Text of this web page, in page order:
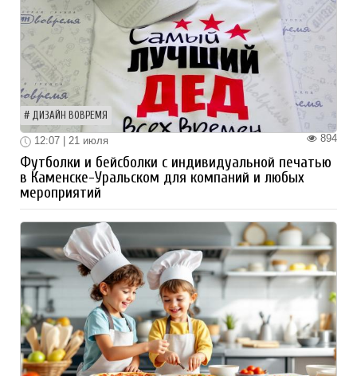
ДИЗАЙН ВОВРЕМЯ
894
12:07 | 21 июля
Футболки и бейсболки с индивидуальной печатью
в Каменске-Уральском для компаний и любых
мероприятий